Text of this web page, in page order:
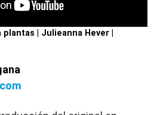
| Julieanna Hever |